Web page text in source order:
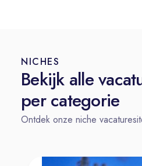
NICHES
Bekijk alle
per categorie
Ontdek onze niche